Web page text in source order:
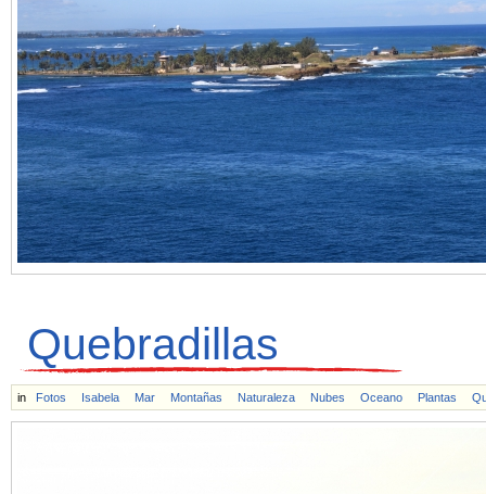
Quebradillas
in Fotos Isabela Mar Montañas Naturaleza Nubes Oceano Plantas